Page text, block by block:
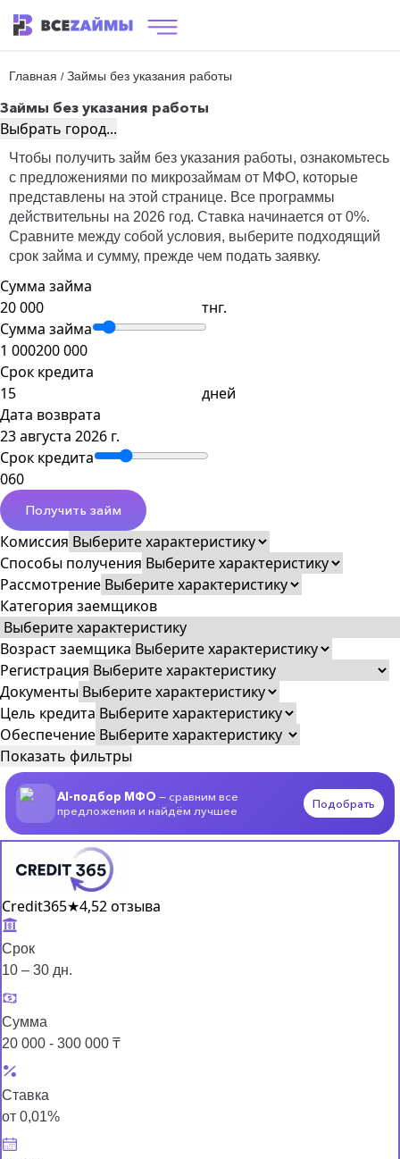
Главная / Займы без указания работы
Займы без указания работы
Выбрать город...
Чтобы получить займ без указания работы, ознакомьтесь
с предложениями по микрозаймам от МФО, которые
представлены на этой странице. Все программы
действительны на 2026 год. Ставка начинается от 0%.
Сравните между собой условия, выберите подходящий
срок займа и сумму, прежде чем подать заявку.
Сумма займа
тнг.
Сумма займа
1 000200 000
Срок кредита
дней
Дата возврата
23 августа 2026 г.
Срок кредита
060
Получить займ
Комиссия
Способы получения
Рассмотрение
Категория заемщиков
Возраст заемщика
Регистрация
Документы
Цель кредита
Обеспечение
Показать фильтры
AI-подбор МФО — сравним все
предложения и найдём лучшее
Подобрать
Credit365★4,52 отзыва
Срок
10 – 30 дн.
Сумма
20 000 - 300 000 ₸
Ставка
от 0,01%